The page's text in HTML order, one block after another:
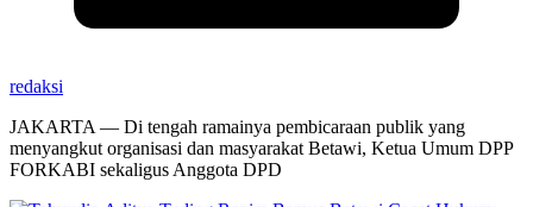
redaksi
JAKARTA — Di tengah ramainya pembicaraan publik yang
menyangkut organisasi dan masyarakat Betawi, Ketua Umum DPP
FORKABI sekaligus Anggota DPD